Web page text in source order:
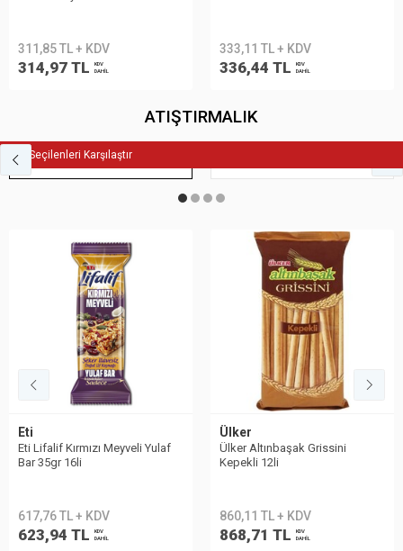
333,11 TL + KDV
336,44 TL
KDV
DAHİL
365,46 TL + KDV
369,12 TL
KDV
DAHİL
ATIŞTIRMALIK
Fit Atıştırmalık
Seçilenleri Karşılaştır
Ülker
Ülker Altınbaşak Grissini
Kepekli 12li
860,11 TL + KDV
868,71 TL
KDV
DAHİL
Eti
Eti Lifalif Kuru Yemişli Bar 12li
paket
617,76 TL + KDV
623,94 TL
KDV
DAHİL